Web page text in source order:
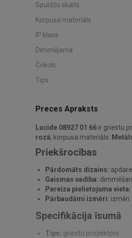
Spuldžu skaits
Korpusa materiāls
IP klase
Dimmējama
Cokols
Tips
Preces Apraksts
Lucide 08927 01 66 ir griestu
rozā; korpusa materiāls:
Priekšrocības
Pārdomāts dizains:
Gaismas vadība:
Pareiza pielietojuma vieta:
Pārbaudāmi izmēri: izmēri
Specifikācija īsumā
Tips: griestu prožektors